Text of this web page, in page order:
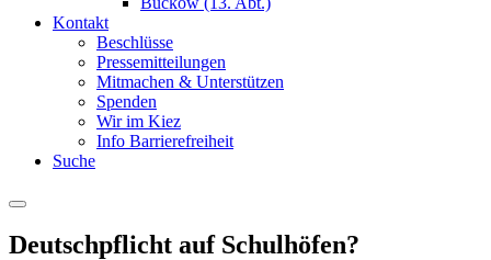
Kontakt
Beschlüsse
Pressemitteilungen
Mitmachen & Unterstützen
Spenden
Wir im Kiez
Info Barrierefreiheit
Suche
Menu
Deutschpflicht auf Schulhöfen?